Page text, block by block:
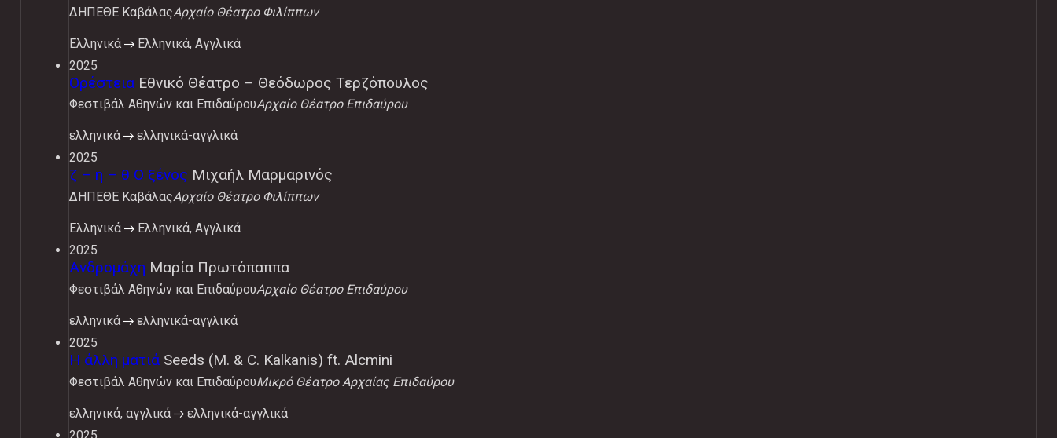
ΔΗΠΕΘΕ ΚαβάλαςΑρχαίο Θέατρο Φιλίππων
Ελληνικά
Ελληνικά, Αγγλικά
2025
Ορέστεια Εθνικό Θέατρο – Θεόδωρος Τερζόπουλος
Φεστιβάλ Αθηνών και ΕπιδαύρουΑρχαίο Θέατρο Επιδαύρου
ελληνικά
ελληνικά-αγγλικά
2025
ζ – η – θ Ο ξένος Μιχαήλ Μαρμαρινός
ΔΗΠΕΘΕ ΚαβάλαςΑρχαίο Θέατρο Φιλίππων
Ελληνικά
Ελληνικά, Αγγλικά
2025
Ανδρομάχη Μαρία Πρωτόπαππα
Φεστιβάλ Αθηνών και ΕπιδαύρουΑρχαίο Θέατρο Επιδαύρου
ελληνικά
ελληνικά-αγγλικά
2025
Η άλλη ματιά Seeds (M. & C. Kalkanis) ft. Alcmini
Φεστιβάλ Αθηνών και ΕπιδαύρουΜικρό Θέατρο Αρχαίας Επιδαύρου
ελληνικά, αγγλικά
ελληνικά-αγγλικά
2025